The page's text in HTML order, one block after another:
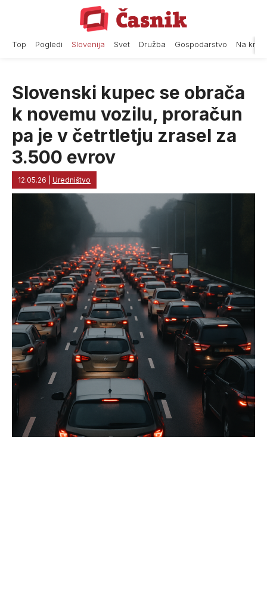
Top Pogledi Slovenija Svet Družba Gospodarstvo Na
Slovenski kupec se obrača
k novemu vozilu, proračun
pa je v četrtletju zrasel za
3.500 evrov
12.05.26 Uredništvo